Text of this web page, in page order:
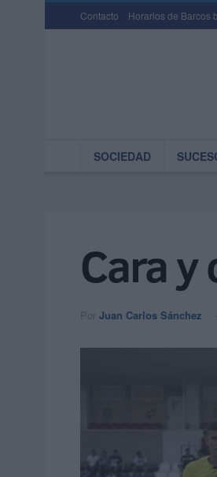
Contacto Horarios de Barcos
SOCIEDAD
Cara
Por Juan Carlos Sánchez